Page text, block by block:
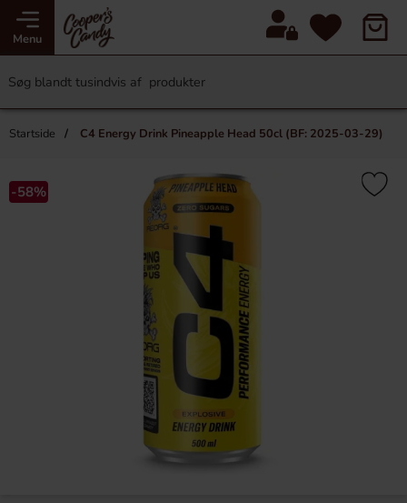
Menu
Startside C4 Energy Drink Pineapple Head 50cl (BF: 2025-03-29)
-58%